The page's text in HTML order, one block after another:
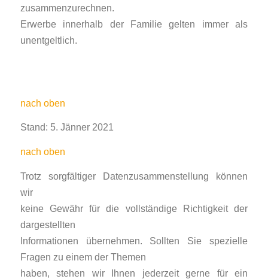
zusammenzurechnen.
Erwerbe innerhalb der Familie gelten immer als
unentgeltlich.
nach oben
Stand: 5. Jänner 2021
nach oben
Trotz sorgfältiger Datenzusammenstellung können
wir
keine Gewähr für die vollständige Richtigkeit der
dargestellten
Informationen übernehmen. Sollten Sie spezielle
Fragen zu einem der Themen
haben, stehen wir Ihnen jederzeit gerne für ein